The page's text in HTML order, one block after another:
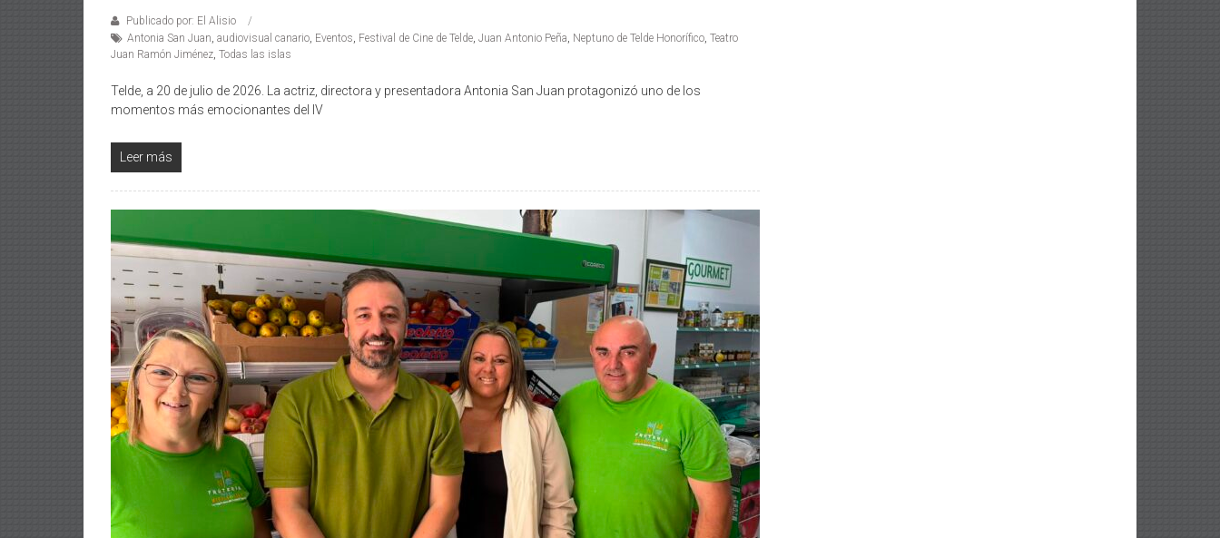
Publicado por: El Alisio
Antonia San Juan, audiovisual canario, Eventos, Festival de Cine de Telde, Juan Antonio Peña, Neptuno de Telde Honorífico, Teatro
Juan Ramón Jiménez, Todas las islas
Telde, a 20 de julio de 2026. La actriz, directora y presentadora Antonia San Juan protagonizó uno de los
momentos más emocionantes del IV
Leer más